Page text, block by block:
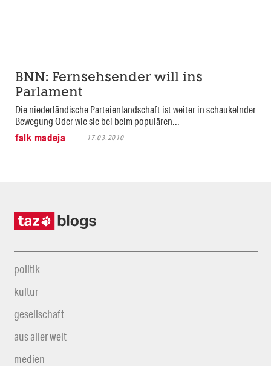
BNN: Fernsehsender will ins
Parlament
Die niederländische Parteienlandschaft ist weiter in schaukelnder
Bewegung Oder wie sie bei beim populären...
falk madeja
17.03.2010
politik
kultur
gesellschaft
aus aller welt
medien